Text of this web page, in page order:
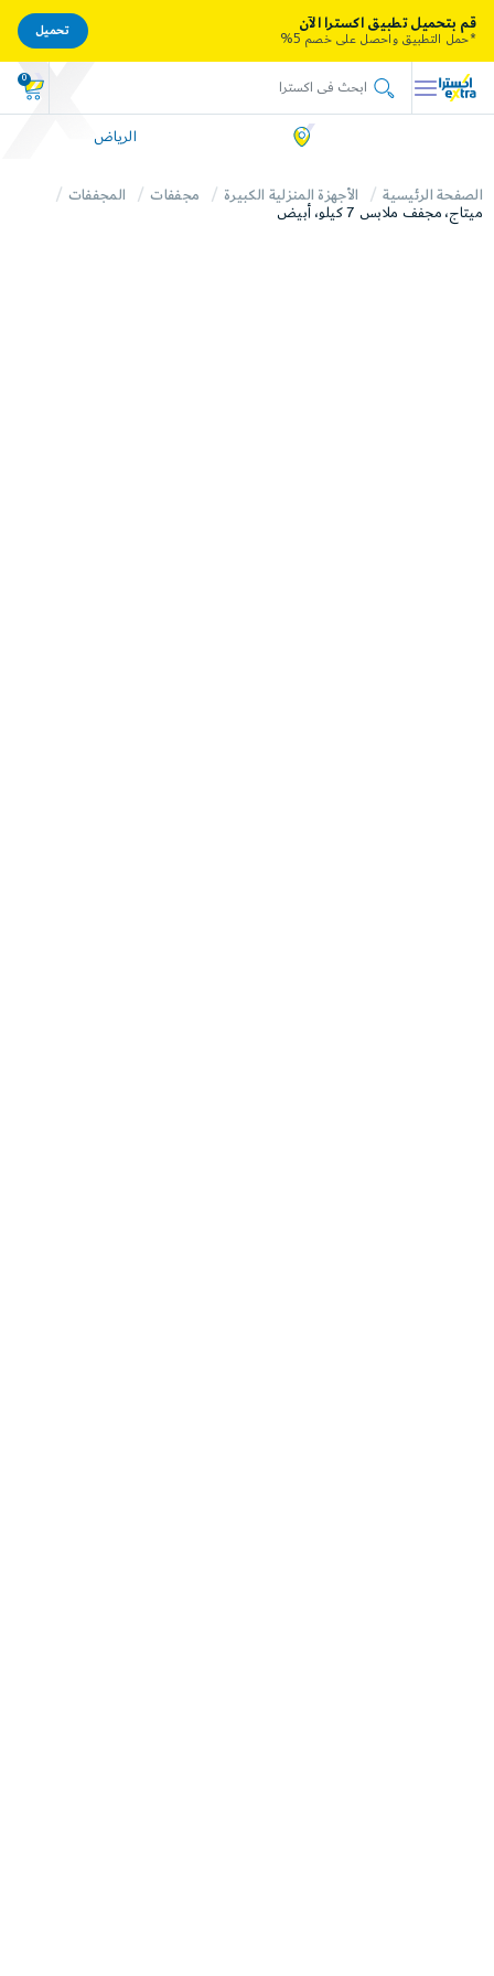
0
الرياض
الصفحة الرئيسية الأجهزة المنزلية الكبيرة مجففات
المجففات
ميتاج، مجفف ملابس 7 كيلو، أبيض
قم بتحميل تطبيق اكسترا الآن
*حمل التطبيق واحصل على خصم 5%
تحميل